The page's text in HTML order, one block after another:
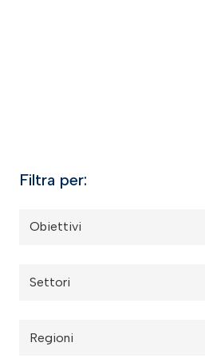
Filtra per:
Obiettivi
Settori
Regioni